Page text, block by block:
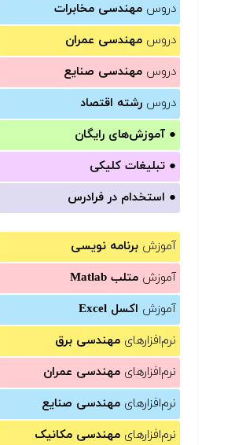
دروس مهندسی مخابرات
دروس مهندسی عمران
دروس مهندسی صنایع
دروس رشته اقتصاد
● آموزش‌های رایگان
● تبلیغات کلیکی
● استخدام در فرادرس
آموزش برنامه نویسی
آموزش متلب Matlab
آموزش اکسل Excel
نرم‌افزارهای مهندسی برق
نرم‌افزارهای مهندسی عمران
نرم‌افزارهای مهندسی صنایع
نرم‌افزارهای مهندسی مکانیک